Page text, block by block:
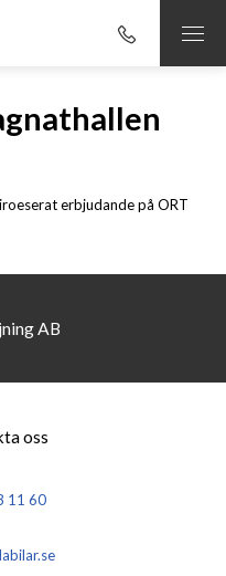
erbjudande på ORT
AB
oss
11 60